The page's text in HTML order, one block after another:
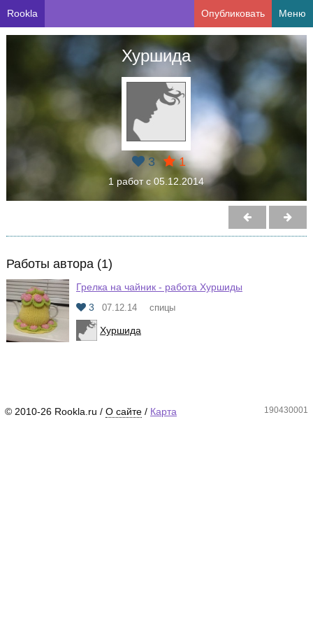
Rookla Опубликовать Меню
Хуршида
3 1
1 работ с 05.12.2014
Работы автора (1)
Грелка на чайник - работа Хуршиды
3
07.12.14 спицы
Хуршида
© 2010-26 Rookla.ru / О сайте / Карта 190430001